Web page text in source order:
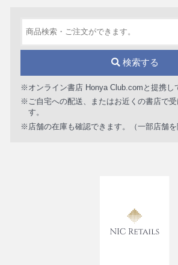
検索する
※オンライン書店 Honya Club.comと提携し
※ご自宅への配送、またはお近くの書店で受
す。
※店舗の在庫も確認できます。（一部店舗を